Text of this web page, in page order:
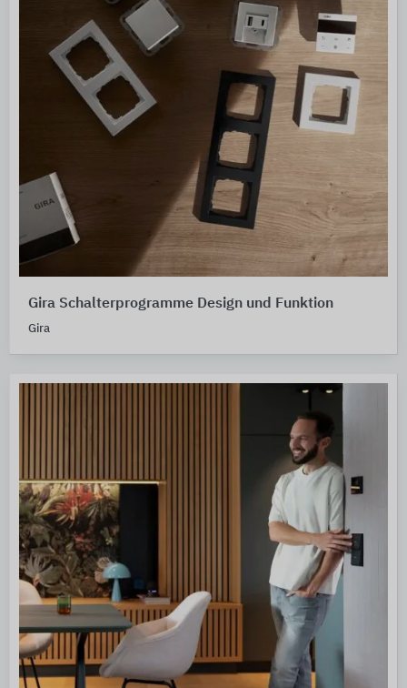
Gira Schalterprogramme Design und Funktion
Gira